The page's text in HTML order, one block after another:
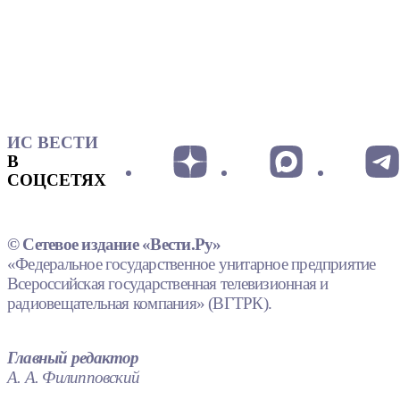
ИС ВЕСТИ
В
СОЦСЕТЯХ
© Сетевое издание «Вести.Ру»
«Федеральное государственное унитарное предприятие
Всероссийская государственная телевизионная и
радиовещательная компания» (ВГТРК).
Главный редактор
А. А. Филипповский